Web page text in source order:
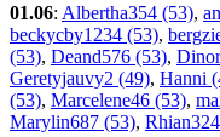
01.06: Albertha354 (53),
beckycby1234 (53),
(53), Deand576 (53),
Geretyjauvy2 (49), Hanni
(53), Marcelene46 (53),
Marylin687 (53),